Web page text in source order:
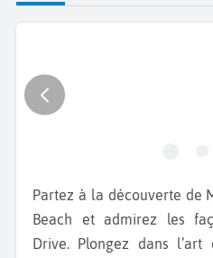
Partez à la découverte de Miami. Flânez dans South
Beach et admirez les
Drive. Plongez dans